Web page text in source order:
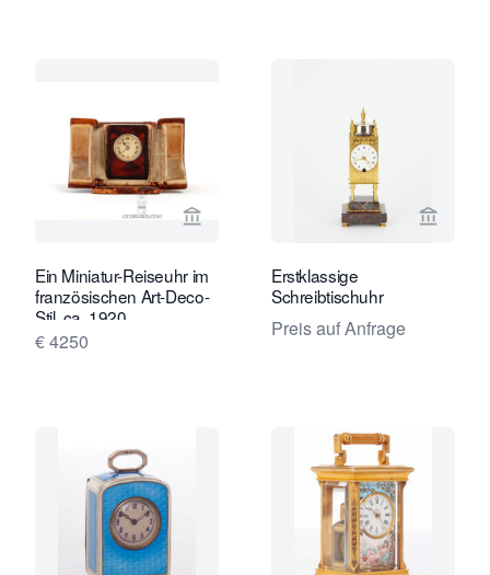
Verkaeuferseite von Gude & Meis
Ein Miniatur-Reiseuhr im
französischen Art-Deco-
Stil, ca. 1920
€ 4250
Erstklassige
Schreibtischuhr
Preis auf Anfrage